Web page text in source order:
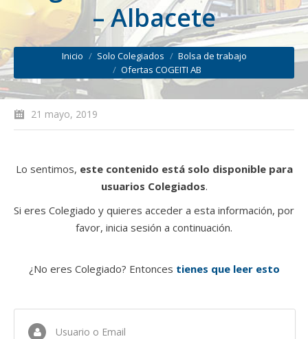
– Albacete
You are here:
Inicio Solo Colegiados
Bolsa de trabajo
Ofertas COGEITI AB
21 mayo, 2019
Lo sentimos, este contenido está solo disponible para
usuarios Colegiados.
Si eres Colegiado y quieres acceder a esta información, por
favor, inicia sesión a continuación.
¿No eres Colegiado? Entonces tienes que leer esto
Usuario o Email